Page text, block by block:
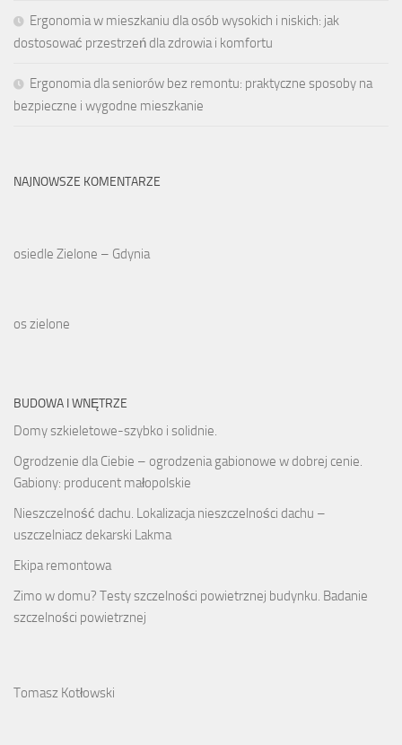
Ergonomia w mieszkaniu dla osób wysokich i niskich: jak
dostosować przestrzeń dla zdrowia i komfortu
Ergonomia dla seniorów bez remontu: praktyczne sposoby na
bezpieczne i wygodne mieszkanie
NAJNOWSZE KOMENTARZE
osiedle Zielone – Gdynia
os zielone
BUDOWA I WNĘTRZE
Domy szkieletowe-szybko i solidnie.
Ogrodzenie dla Ciebie – ogrodzenia gabionowe w dobrej cenie.
Gabiony: producent małopolskie
Nieszczelność dachu. Lokalizacja nieszczelności dachu –
uszczelniacz dekarski Lakma
Ekipa remontowa
Zimo w domu? Testy szczelności powietrznej budynku. Badanie
szczelności powietrznej
Tomasz Kotłowski